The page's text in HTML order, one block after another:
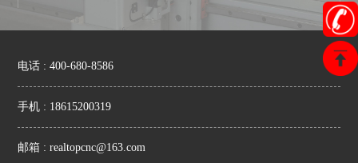
电话 : 400-680-8586
手机 : 18615200319
邮箱 : realtopcnc@163.com